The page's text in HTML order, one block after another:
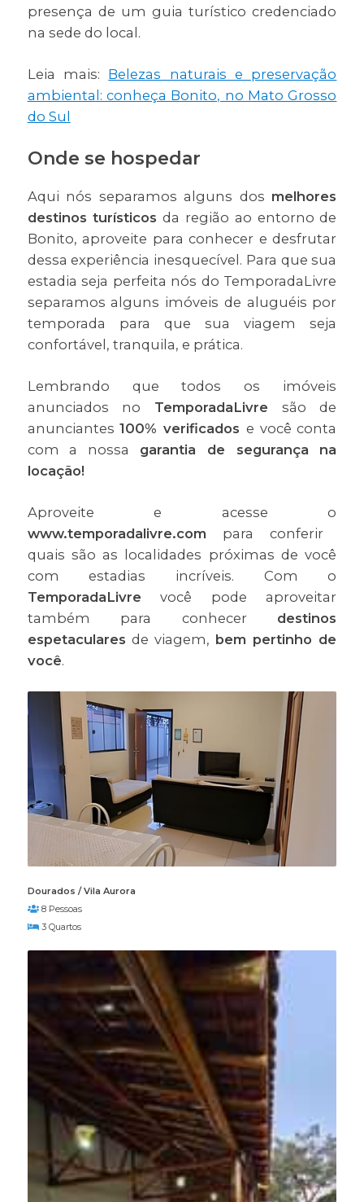
presença de um guia turístico credenciado
na sede do local.
Leia mais: Belezas naturais e preservação
ambiental: conheça Bonito, no Mato Grosso
do Sul
Onde se hospedar
Aqui nós separamos alguns dos melhores
destinos turísticos da região ao entorno de
Bonito, aproveite para conhecer e desfrutar
dessa experiência inesquecível. Para que sua
estadia seja perfeita nós do TemporadaLivre
separamos alguns imóveis de aluguéis por
temporada para que sua viagem seja
confortável, tranquila, e prática.
Lembrando que todos os imóveis
anunciados no TemporadaLivre são de
anunciantes100% verificados e você conta
com a nossa garantia de segurança na
locação!
Aproveite e acesse o
www.temporadalivre.com para conferir
quais são as localidades próximas de você
com estadias incríveis. Com o
TemporadaLivre você pode aproveitar
também para conhecer destinos
espetaculares de viagem, bem pertinho de
você.
Dourados / Vila Aurora
8 Pessoas
3 Quartos